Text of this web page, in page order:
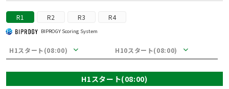
R1 R2 R3 R4
BIPROGY Scoring System
H1スタート(08:00) H10スタート(08:00)
H1スタート(08:00)